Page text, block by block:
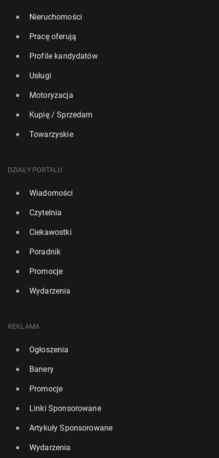
Nieruchomości
Pracę oferują
Profile kandydatów
Usługi
Motoryzacja
Kupię / Sprzedam
Towarzyskie
DZIAŁY PORTALU
Wiadomości
Czytelnia
Ciekawostki
Poradnik
Promocje
Wydarzenia
REKLAMA
Ogłoszenia
Banery
Promocje
Linki Sponsorowane
Artykuły Sponsorowane
Wydarzenia